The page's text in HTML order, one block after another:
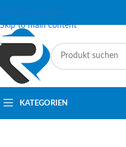
Skip to navigation
Skip to main content
KATEGORIEN